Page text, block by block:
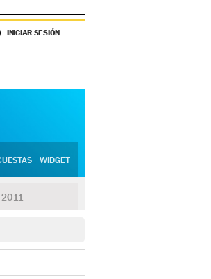
INICIAR SESIÓN
WIDGET
2011